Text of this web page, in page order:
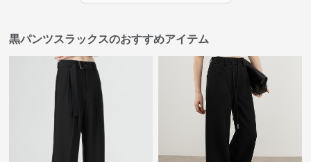
黒パンツスラックスのおすすめアイテム